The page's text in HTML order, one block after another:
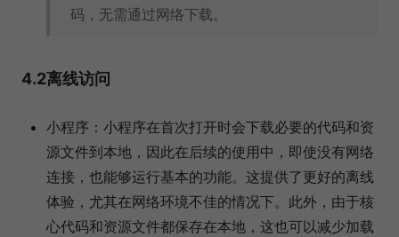
码，无需通过网络下载。
4.2离线访问
小程序：小程序在首次打开时会下载必要的代码和资
源文件到本地，因此在后续的使用中，即使没有网络
连接，也能够运行基本的功能。这提供了更好的离线
体验，尤其在网络环境不佳的情况下。此外，由于核
心代码和资源文件都保存在本地，这也可以减少加载